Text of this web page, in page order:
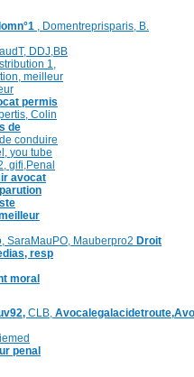
, Domentreprisparis, B.
, DDJ,BB
1,
, meilleur
permis
Colin
de
conduire
l, you tube
, gifi,Penal
avocat
SaraMauPO, Mauberpro2 Droit
resp
moral
CLB, Avocalegalacidetroute,
penal